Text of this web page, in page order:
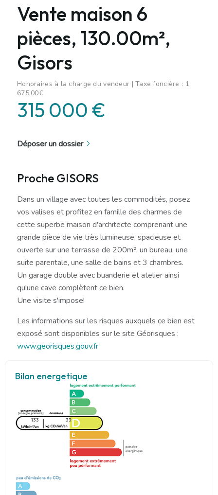
Vente maison 6
pièces, 130.00m²,
Gisors
Honoraires à la charge du vendeur | Taxe foncière : 1
675,00€
315 000 €
Déposer un dossier
Proche GISORS
Dans un village avec toutes les commodités, posez
vos valises et profitez en famille des charmes de
cette superbe maison d'architecte comprenant une
grande pièce de vie très lumineuse, spacieuse et
ouverte sur une terrasse de 200m², un bureau, une
suite parentale, une salle de bains et 3 chambres.
Un garage double avec buanderie et atelier ainsi
qu'une cave complètent ce bien.
Une visite s'impose!
Les informations sur les risques auxquels ce bien est
exposé sont disponibles sur le site Géorisques :
www.georisques.gouv.fr
Bilan energetique
133 33